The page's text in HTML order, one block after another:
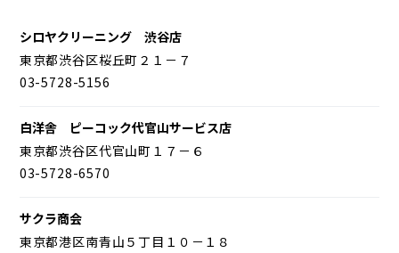
シロヤクリーニング 渋谷店
東京都渋谷区桜丘町２１－７
03-5728-5156
白洋舎 ピーコック代官山サービス店
東京都渋谷区代官山町１７－６
03-5728-6570
サクラ商会
東京都港区南青山５丁目１０－１８